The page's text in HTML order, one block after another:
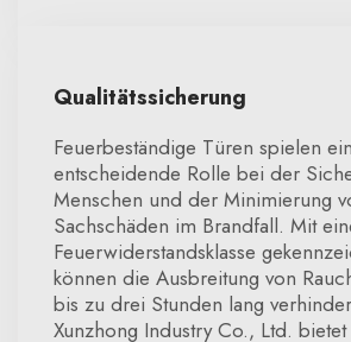
Qualitätssicherung
Feuerbeständige Türen spielen
entscheidende Rolle bei der
Menschen und der Minimierung
Sachschäden im Brandfall. Mit
Feuerwiderstandsklasse
können die Ausbreitung von
bis zu drei Stunden lang
Xunzhong Industry Co., Ltd.